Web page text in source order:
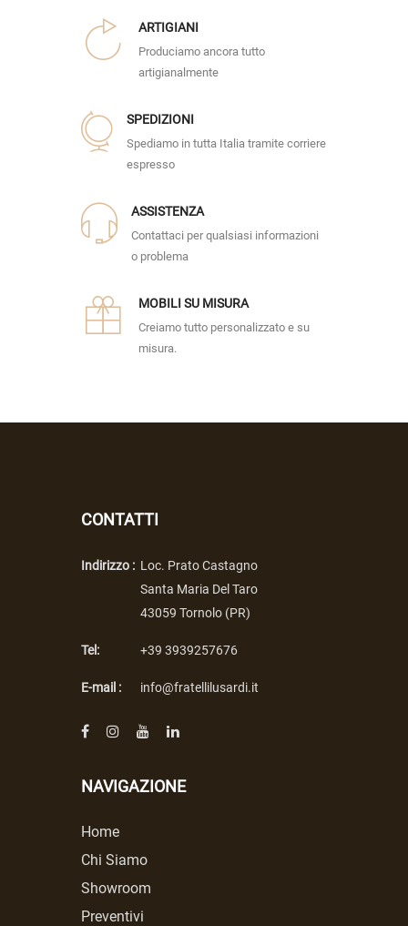
ARTIGIANI
Produciamo ancora tutto
artigianalmente
SPEDIZIONI
Spediamo in tutta Italia tramite corriere
espresso
ASSISTENZA
Contattaci per qualsiasi informazioni
o problema
MOBILI SU MISURA
Creiamo tutto personalizzato e su
misura.
CONTATTI
Indirizzo : Loc. Prato Castagno
Santa Maria Del Taro
43059 Tornolo (PR)
Tel: +39 3939257676
E-mail : info@fratellilusardi.it
NAVIGAZIONE
Home
Chi Siamo
Showroom
Preventivi